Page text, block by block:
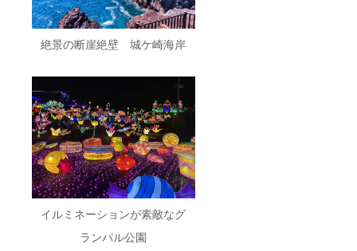
絶景の断崖絶壁 城ケ崎海岸
イルミネーションが素敵なグ
ランパル公園